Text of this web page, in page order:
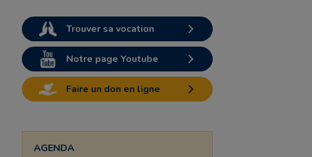
Trouver sa vocation
Notre page Youtube
Faire un don en ligne
AGENDA